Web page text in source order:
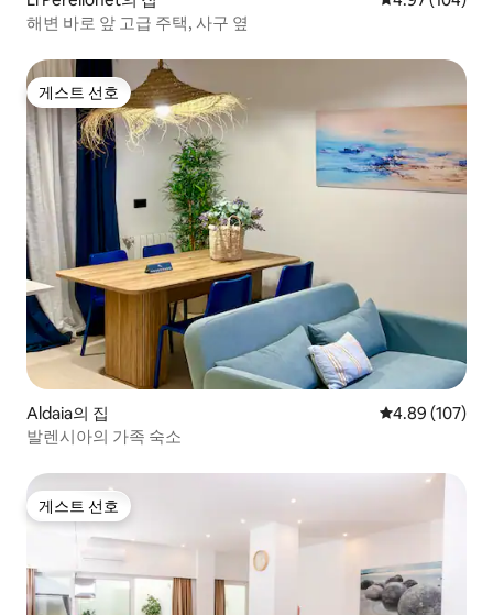
해변 바로 앞 고급 주택, 사구 옆
게스트 선호
게스트 선호
Aldaia의 집 평점 4.89점(5
4.89 (107)
발렌시아의 가족 숙소
게스트 선호
게스트 선호